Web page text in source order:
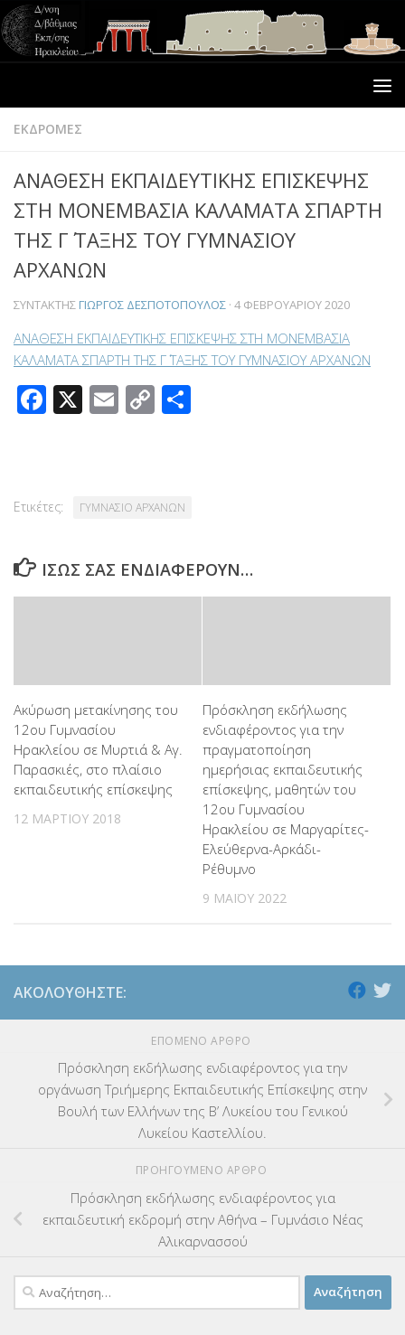
ΕΚΔΡΟΜΕΣ
ΑΝΑΘΕΣΗ ΕΚΠΑΙΔΕΥΤΙΚΗΣ ΕΠΙΣΚΕΨΗΣ
ΣΤΗ ΜΟΝΕΜΒΑΣΙΑ ΚΑΛΑΜΑΤΑ ΣΠΑΡΤΗ
ΤΗΣ Γ΄ ΤΑΞΗΣ ΤΟΥ ΓΥΜΝΑΣΙΟΥ
ΑΡΧΑΝΩΝ
ΣΥΝΤΆΚΤΗΣ ΓΙΏΡΓΟΣ ΔΕΣΠΟΤΌΠΟΥΛΟΣ · 4 ΦΕΒΡΟΥΑΡΊΟΥ 2020
ΑΝΑΘΕΣΗ ΕΚΠΑΙΔΕΥΤΙΚΗΣ ΕΠΙΣΚΕΨΗΣ ΣΤΗ ΜΟΝΕΜΒΑΣΙΑ
ΚΑΛΑΜΑΤΑ ΣΠΑΡΤΗ ΤΗΣ Γ΄ ΤΑΞΗΣ ΤΟΥ ΓΥΜΝΑΣΙΟΥ ΑΡΧΑΝΩΝ
Facebook
X Email
Copy
Ετικέτες: ΓΥΜΝΑΣΙΟ ΑΡΧΑΝΩΝ
ΊΣΩΣ ΣΑΣ ΕΝΔΙΑΦΈΡΟΥΝ…
Ακύρωση μετακίνησης του
12ου Γυμνασίου
Ηρακλείου σε Μυρτιά & Αγ.
Παρασκιές, στο πλαίσιο
εκπαιδευτικής επίσκεψης
12 ΜΑΡΤΊΟΥ 2018
Πρόσκληση εκδήλωσης
ενδιαφέροντος για την
πραγματοποίηση
ημερήσιας εκπαιδευτικής
επίσκεψης, μαθητών του
12ου Γυμνασίου
Ηρακλείου σε Μαργαρίτες-
Ελεύθερνα-Αρκάδι-
Ρέθυμνο
9 ΜΑΪ́ΟΥ 2022
ΑΚΟΛΟΥΘΉΣΤΕ:
ΕΠΌΜΕΝΟ ΆΡΘΡΟ
Πρόσκληση εκδήλωσης ενδιαφέροντος για την
οργάνωση Τριήμερης Εκπαιδευτικής Επίσκεψης στην
Βουλή των Ελλήνων της Β’ Λυκείου του Γενικού
Λυκείου Καστελλίου.
ΠΡΟΗΓΟΎΜΕΝΟ ΆΡΘΡΟ
Πρόσκληση εκδήλωσης ενδιαφέροντος για
εκπαιδευτική εκδρομή στην Αθήνα – Γυμνάσιο Νέας
Αλικαρνασσού
Αναζήτηση
για: